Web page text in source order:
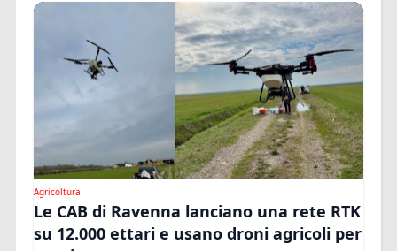
Agricoltura
Le CAB di Ravenna lanciano una rete RTK
su 12.000 ettari e usano droni agricoli per